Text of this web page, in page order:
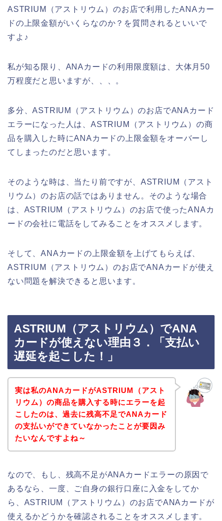
ASTRIUM（アストリウム）のお店で利用したANAカー
ドの上限金額がいくらなのか？を質問されるといいで
すよ♪
私が知る限り、ANAカードの利用限度額は、大体月50
万程度だと思いますが、、、。
多分、ASTRIUM（アストリウム）のお店でANAカード
エラーになった人は、ASTRIUM（アストリウム）の商
品を購入した時にANAカードの上限金額をオーバーし
てしまったのだと思います。
そのような時は、当たり前ですが、ASTRIUM（アスト
リウム）のお店の話ではありません。そのような場合
は、ASTRIUM（アストリウム）のお店で使ったANAカ
ードの会社に電話をしてみることをオススメします。
そして、ANAカードの上限金額を上げてもらえば、
ASTRIUM（アストリウム）のお店でANAカードが使え
ない問題を解決できると思います。
ASTRIUM（アストリウム）でANA
カードが使えない理由３．「支払い
遅延を起こした！」
実は私のANAカードがASTRIUM（アスト
リウム）の商品を購入する時にエラーを起
こしたのは、過去に残高不足でANAカード
の支払いができていなかったことが要因み
たいなんですよね～
なので、もし、残高不足がANAカードエラーの原因で
あるなら、一度、ご自身の銀行口座に入金をしてか
ら、ASTRIUM（アストリウム）のお店でANAカードが
使えるかどうかを確認されることをオススメします。